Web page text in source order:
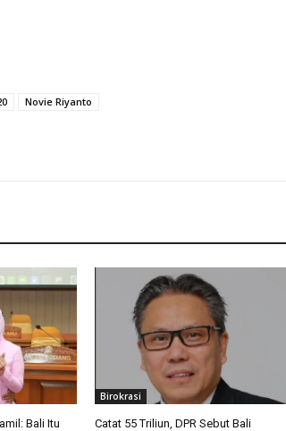
Novie Riyanto
Bali Itu
Birokrasi
Catat 55 Triliun, DPR Sebut Bali